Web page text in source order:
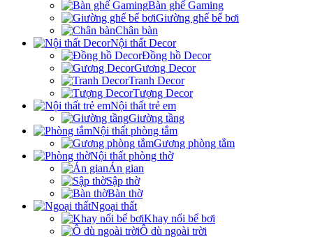
Bàn ghế Gaming
Giường ghế bể bơi
Chân bàn
Nội thất Decor
Đồng hồ Decor
Gương Decor
Tranh Decor
Tượng Decor
Nội thất trẻ em
Giường tầng
Nội thất phòng tắm
Gương phòng tắm
Nội thất phòng thờ
Án gian
Sập thờ
Bàn thờ
Ngoại thất
Khay nổi bể bơi
Ô dù ngoài trời